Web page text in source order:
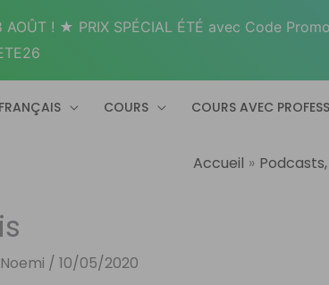
COURS COURS AVEC
Accueil
Noemi /10/05/2020
! ★ PRIX SPÉCIAL ÉTÉ avec Code Promo